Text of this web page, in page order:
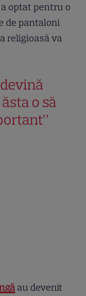
optat pentru o
de pantaloni
religioasă va
o să
au devenit